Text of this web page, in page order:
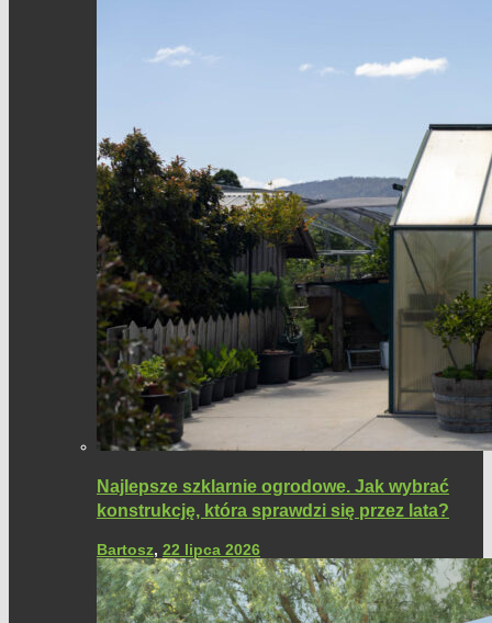
Najlepsze szklarnie ogrodowe. Jak wybrać
konstrukcję, która sprawdzi się przez lata?
Bartosz, 22 lipca 2026